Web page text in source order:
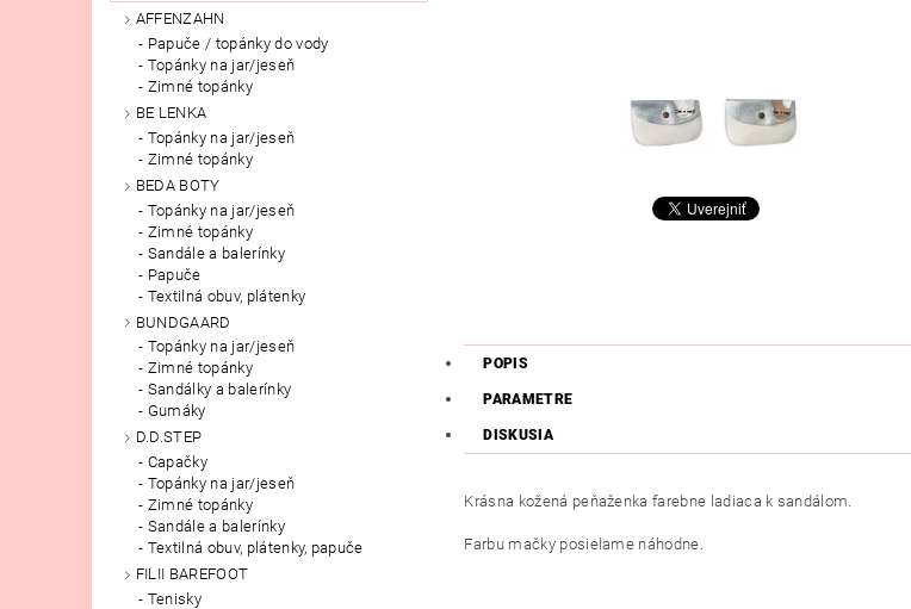
AFFENZAHN
Papuče / topánky do vody
Topánky na jar/jeseň
Zimné topánky
BE LENKA
Topánky na jar/jeseň
Zimné topánky
BEDA BOTY
Topánky na jar/jeseň
Zimné topánky
Sandále a balerínky
Papuče
Textilná obuv, plátenky
BUNDGAARD
Topánky na jar/jeseň
Zimné topánky
Sandálky a balerínky
Gumáky
D.D.STEP
Capačky
Topánky na jar/jeseň
Zimné topánky
Sandále a balerínky
Textilná obuv, plátenky, papuče
FILII BAREFOOT
Tenisky
POPIS
PARAMETRE
DISKUSIA
Krásna kožená peňaženka farebne ladiaca k sandálom.
Farbu mačky posielame náhodne.